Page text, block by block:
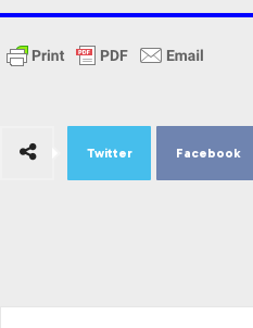
Twitter Facebook